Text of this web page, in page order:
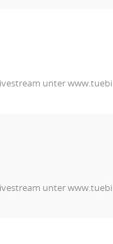
unter
unter